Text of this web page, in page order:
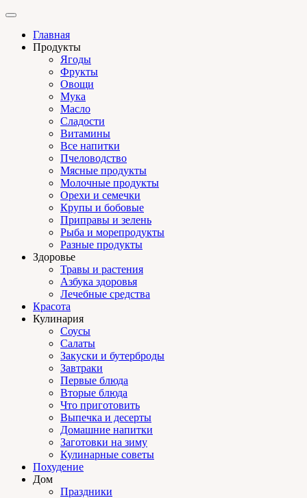
Главная
Продукты
Ягоды
Фрукты
Овощи
Мука
Масло
Сладости
Витамины
Все напитки
Пчеловодство
Мясные продукты
Молочные продукты
Орехи и семечки
Крупы и бобовые
Приправы и зелень
Рыба и морепродукты
Разные продукты
Здоровье
Травы и растения
Азбука здоровья
Лечебные средства
Красота
Кулинария
Соусы
Салаты
Закуски и бутерброды
Завтраки
Первые блюда
Вторые блюда
Что приготовить
Выпечка и десерты
Домашние напитки
Заготовки на зиму
Кулинарные советы
Похудение
Дом
Праздники